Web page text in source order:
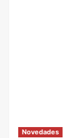
Novedades